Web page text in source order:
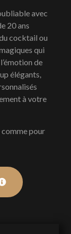
avec
20 ans
cocktail ou
qui
de
élégants,
à votre
pour